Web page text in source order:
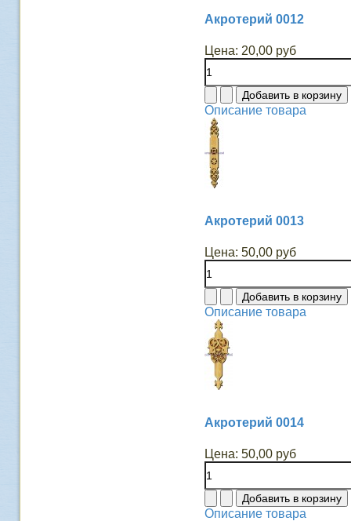
Акротерий 0012
Цена: 20,00 руб
Описание товара
Акротерий 0013
Цена: 50,00 руб
Описание товара
Акротерий 0014
Цена: 50,00 руб
Описание товара